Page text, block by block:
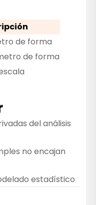
de forma
de forma
del análisis
no encajan
estadístico